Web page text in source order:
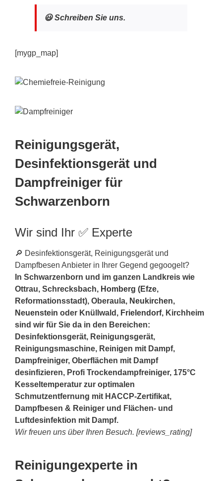
😃 Schreiben Sie uns.
[mygp_map]
Reinigungsgerät,
Desinfektionsgerät und
Dampfreiniger für
Schwarzenborn
Wir sind Ihr ✅ Experte
🔎 Desinfektionsgerät, Reinigungsgerät und
Dampfbesen Anbieter in Ihrer Gegend gegoogelt?
In Schwarzenborn und im ganzen Landkreis wie
Ottrau, Schrecksbach, Homberg (Efze,
Reformationsstadt), Oberaula, Neukirchen,
Neuenstein oder Knüllwald, Frielendorf, Kirchheim
sind wir für Sie da in den Bereichen:
Desinfektionsgerät, Reinigungsgerät,
Reinigungsmaschine, Reinigen mit Dampf,
Dampfreiniger, Oberflächen mit Dampf
desinfizieren, Profi Trockendampfreiniger, 175°C
Kesseltemperatur zur optimalen
Schmutzentfernung mit HACCP-Zertifikat,
Dampfbesen & Reiniger und Flächen- und
Luftdesinfektion mit Dampf.
Wir freuen uns über Ihren Besuch. [reviews_rating]
Reinigungexperte in